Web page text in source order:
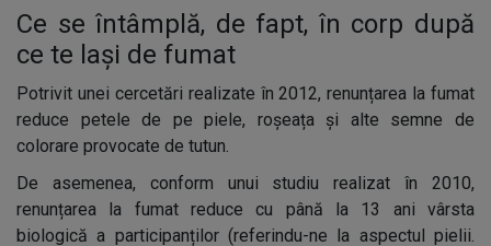
Ce se întâmplă, de fapt, în corp după
ce te lași de fumat
Potrivit unei cercetări realizate în 2012, renunțarea la fumat
reduce petele de pe piele, roșeața și alte semne de
colorare provocate de tutun.
De asemenea, conform unui studiu realizat în 2010,
renunțarea la fumat reduce cu până la 13 ani vârsta
biologică a participanților (referindu-ne la aspectul pielii.